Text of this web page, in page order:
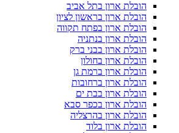
בתל אביב
בראשון לציון
ארון בפתח תקווה
בנתניה
בבני ברק
בחולון
ברמת גן
ברחובות
בבת ים
ארון בכפר סבא
בהרצליה
בלוד